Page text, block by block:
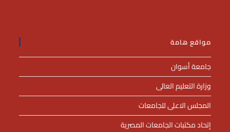
مواقع هامة
جامعة أسوان
وزارة التعليم العالى
المجلس الاعلى للجامعات
إتحاد مكتبات الجامعات المصرية